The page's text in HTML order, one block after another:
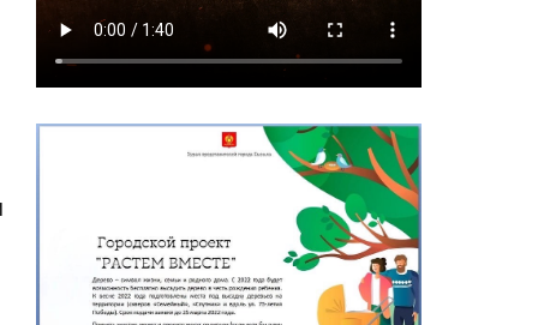
изменения в перечень
наказов избирателей,
избирательной кампании
по выборам депутатов
Хурала представителей
города Кызыла шестого
созыва»
25.06.2026